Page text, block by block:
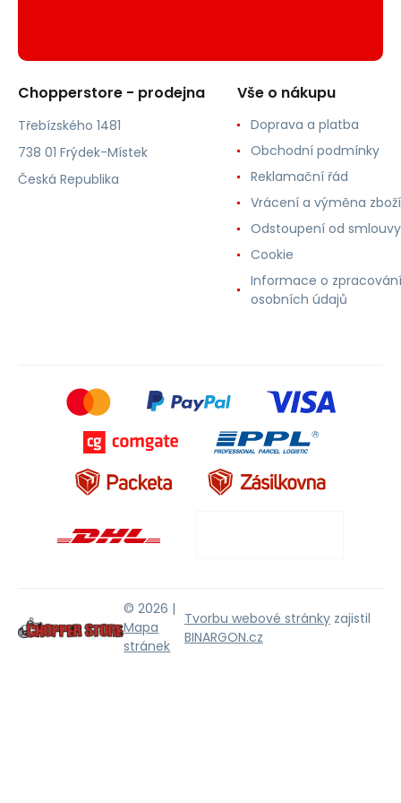
Chopperstore - prodejna
Třebízského 1481
738 01 Frýdek-Místek
Česká Republika
Vše o nákupu
Doprava a platba
Obchodní podmínky
Reklamační řád
Vrácení a výměna zboží
Odstoupení od smlouvy
Cookie
Informace o zpracování
osobních údajů
© 2026 |
Mapa
stránek
Tvorbu webové stránky zajistil
BINARGON.cz